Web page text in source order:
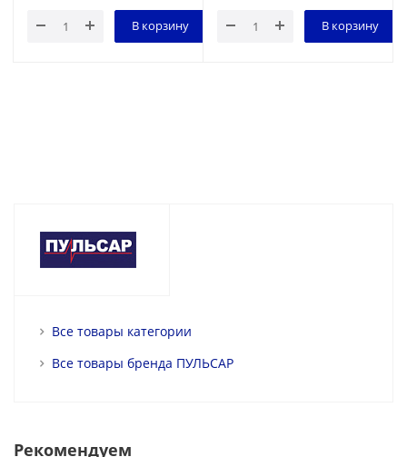
В корзину В корзину
Все товары категории
Все товары бренда ПУЛЬСАР
Рекомендуем